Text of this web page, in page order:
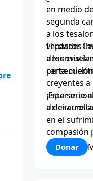
en medio
segunda
a los
verdades
a los
El pastor
carta
creyentes
esperar
de
¡Esta serie
a
en el
compasión
Donar